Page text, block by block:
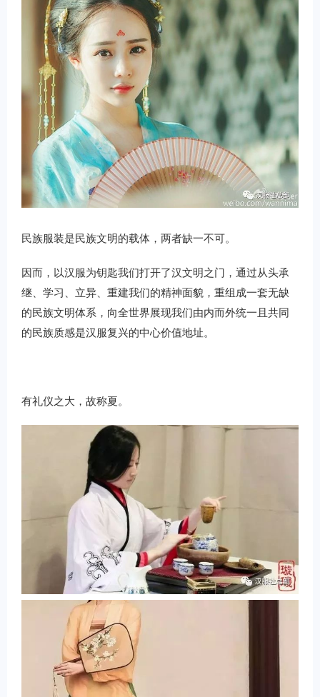
民族服装是民族文明的载体，两者缺一不可。
因而，以汉服为钥匙我们打开了汉文明之门，通过从头承
继、学习、立异、重建我们的精神面貌，重组成一套无缺
的民族文明体系，向全世界展现我们由内而外统一且共同
的民族质感是汉服复兴的中心价值地址。
有礼仪之大，故称夏。